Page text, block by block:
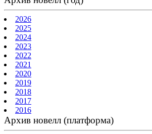
2026
2025
2024
2023
2022
2021
2020
2019
2018
2017
2016
Архив новелл (платформа)